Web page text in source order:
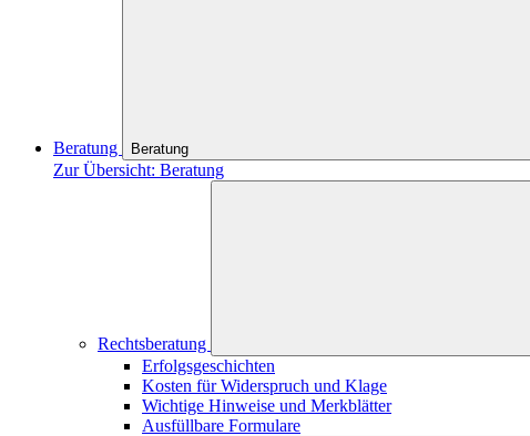
Beratung Beratung
Zur Übersicht: Beratung
Rechtsberatung
Erfolgsgeschichten
Kosten für Widerspruch und Klage
Wichtige Hinweise und Merkblätter
Ausfüllbare Formulare